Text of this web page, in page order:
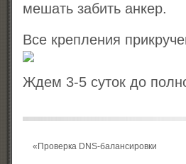
мешать забить анкер.
Все крепления
Ждем 3-5 суток до
« Проверка DNS-балансировки